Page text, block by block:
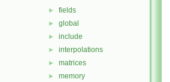
► fields
► global
► include
► interpolations
► matrices
► memory